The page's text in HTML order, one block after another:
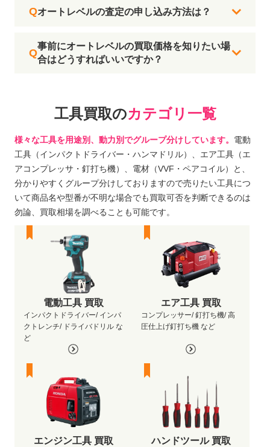
オートレベルの査定の申し込み方法は？
事前にオートレベルの買取価格を知りたい場
合はどうすればいいですか？
工具買取のカテゴリ一覧
様々な工具を用途別、動力別でグループ分けしています。 電動
工具（インパクトドライバー・ハンマドリル）、エア工具（エ
アコンプレッサ・釘打ち機）、電材（VVF・ペアコイル）と、
分かりやすくグループ分けしておりますので売りたい工具につ
いて商品名や型番が不明な場合でも買取可否を判断できるのは
勿論、買取相場を調べることも可能です。
電動工具 買取
インパクトドライバー/ インパ
クトレンチ/ ドライバドリル な
ど
エア工具 買取
コンプレッサー/ 釘打ち機/ 高
圧仕上げ釘打ち機 など
エンジン工具 買取 ハンドツール 買取